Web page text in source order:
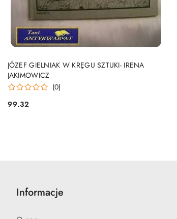
JÓZEF GIELNIAK W KRĘGU SZTUKI- IRENA
JAKIMOWICZ
(0)
Cena:
99.32
DO KOSZYKA
Informacje